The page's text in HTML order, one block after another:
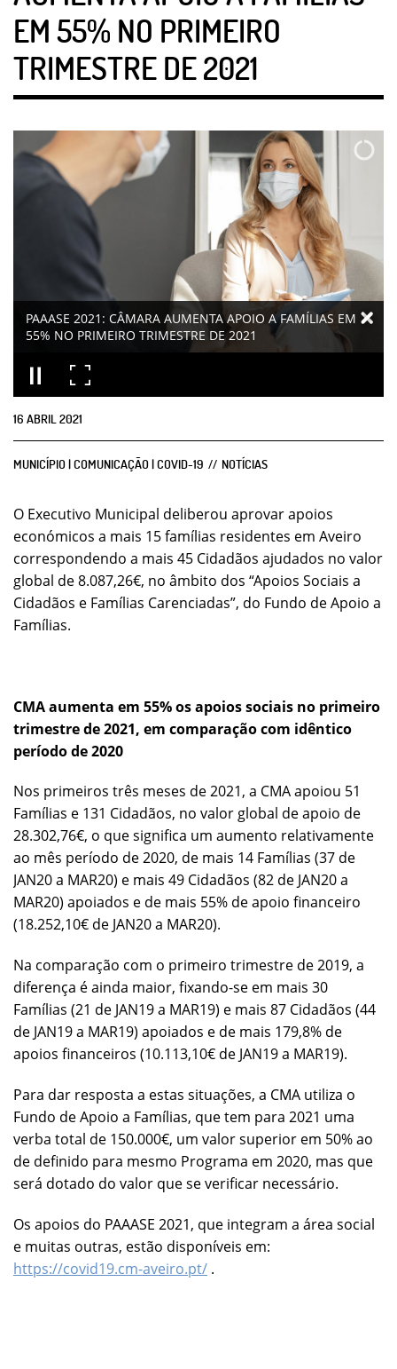
EM 55% NO PRIMEIRO
TRIMESTRE DE 2021
PAAASE 2021: CÂMARA AUMENTA APOIO A FAMÍLIAS EM
55% NO PRIMEIRO TRIMESTRE DE 2021
16 ABRIL 2021
MUNICÍPIO | COMUNICAÇÃO | COVID-19 NOTÍCIAS
O Executivo Municipal deliberou aprovar apoios
económicos a mais 15 famílias residentes em Aveiro
correspondendo a mais 45 Cidadãos ajudados no valor
global de 8.087,26€, no âmbito dos “Apoios Sociais a
Cidadãos e Famílias Carenciadas”, do Fundo de Apoio a
Famílias.
CMA aumenta em 55% os apoios sociais no primeiro
trimestre de 2021, em comparação com idêntico
período de 2020
Nos primeiros três meses de 2021, a CMA apoiou 51
Famílias e 131 Cidadãos, no valor global de apoio de
28.302,76€, o que significa um aumento relativamente
ao mês período de 2020, de mais 14 Famílias (37 de
JAN20 a MAR20) e mais 49 Cidadãos (82 de JAN20 a
MAR20) apoiados e de mais 55% de apoio financeiro
(18.252,10€ de JAN20 a MAR20).
Na comparação com o primeiro trimestre de 2019, a
diferença é ainda maior, fixando-se em mais 30
Famílias (21 de JAN19 a MAR19) e mais 87 Cidadãos (44
de JAN19 a MAR19) apoiados e de mais 179,8% de
apoios financeiros (10.113,10€ de JAN19 a MAR19).
Para dar resposta a estas situações, a CMA utiliza o
Fundo de Apoio a Famílias, que tem para 2021 uma
verba total de 150.000€, um valor superior em 50% ao
de definido para mesmo Programa em 2020, mas que
será dotado do valor que se verificar necessário.
Os apoios do PAAASE 2021, que integram a área social
e muitas outras, estão disponíveis em:
https://covid19.cm-aveiro.pt/ .